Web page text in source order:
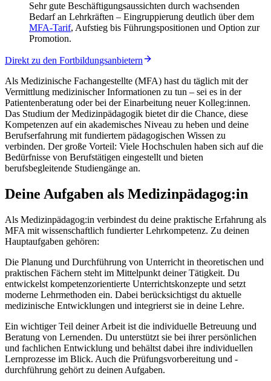
Sehr gute Beschäftigungsaussichten durch wachsenden
Bedarf an Lehrkräften – Eingruppierung deutlich über dem
MFA-Tarif, Aufstieg bis Führungspositionen und Option zur
Promotion.
Direkt zu den Fortbildungsanbietern
Als Medizinische Fachangestellte (MFA) hast du täglich mit der
Vermittlung medizinischer Informationen zu tun – sei es in der
Patientenberatung oder bei der Einarbeitung neuer Kolleg:innen.
Das Studium der Medizinpädagogik bietet dir die Chance, diese
Kompetenzen auf ein akademisches Niveau zu heben und deine
Berufserfahrung mit fundiertem pädagogischen Wissen zu
verbinden. Der große Vorteil: Viele Hochschulen haben sich auf die
Bedürfnisse von Berufstätigen eingestellt und bieten
berufsbegleitende Studiengänge an.
Deine Aufgaben als Medizinpädagog:in
Als Medizinpädagog:in verbindest du deine praktische Erfahrung als
MFA mit wissenschaftlich fundierter Lehrkompetenz. Zu deinen
Hauptaufgaben gehören:
Die Planung und Durchführung von Unterricht in theoretischen und
praktischen Fächern steht im Mittelpunkt deiner Tätigkeit. Du
entwickelst kompetenzorientierte Unterrichtskonzepte und setzt
moderne Lehrmethoden ein. Dabei berücksichtigst du aktuelle
medizinische Entwicklungen und integrierst sie in deine Lehre.
Ein wichtiger Teil deiner Arbeit ist die individuelle Betreuung und
Beratung von Lernenden. Du unterstützt sie bei ihrer persönlichen
und fachlichen Entwicklung und behältst dabei ihre individuellen
Lernprozesse im Blick. Auch die Prüfungsvorbereitung und -
durchführung gehört zu deinen Aufgaben.